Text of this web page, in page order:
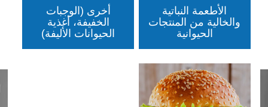
الأطعمة النباتية
والخالية من المنتجات
الحيوانية
أخرى (الوجبات
الخفيفة، أغذية
الحيوانات الأليفة)